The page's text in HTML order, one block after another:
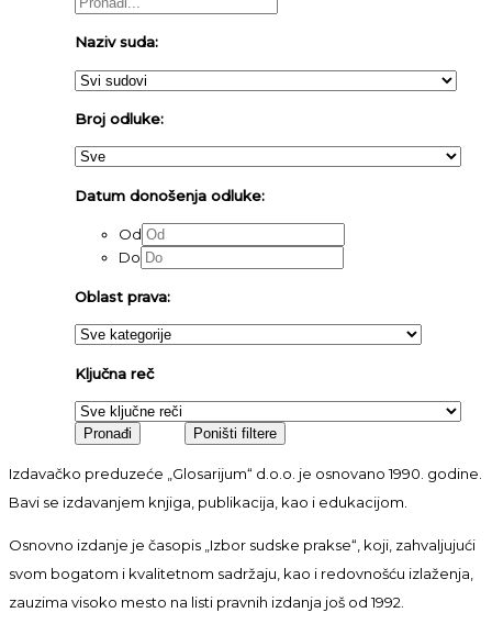
Naziv suda:
Broj odluke:
Datum donošenja odluke:
Od
Do
Oblast prava:
Ključna reč
Izdavačko preduzeće „Glosarijum“ d.o.o. je osnovano 1990. godine.
Bavi se izdavanjem knjiga, publikacija, kao i edukacijom.
Osnovno izdanje je časopis „Izbor sudske prakse“, koji, zahvaljujući
svom bogatom i kvalitetnom sadržaju, kao i redovnošću izlaženja,
zauzima visoko mesto na listi pravnih izdanja još od 1992.